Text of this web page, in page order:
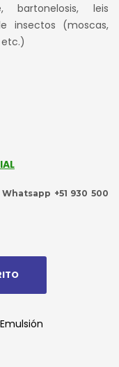
bartonelosis, leis
insectos (moscas,
etc.)
Whatsapp +51 930 500